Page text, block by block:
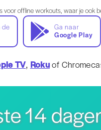
voor offline workouts, waar je ook
de
Ga naar
Google Play
TV, Rokuof
14